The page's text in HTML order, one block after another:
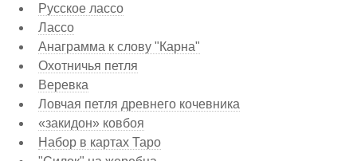
Русское лассо
Лассо
Анаграмма к слову "Карна"
Охотничья петля
Веревка
Ловчая петля древнего кочевника
«закидон» ковбоя
Набор в картах Таро